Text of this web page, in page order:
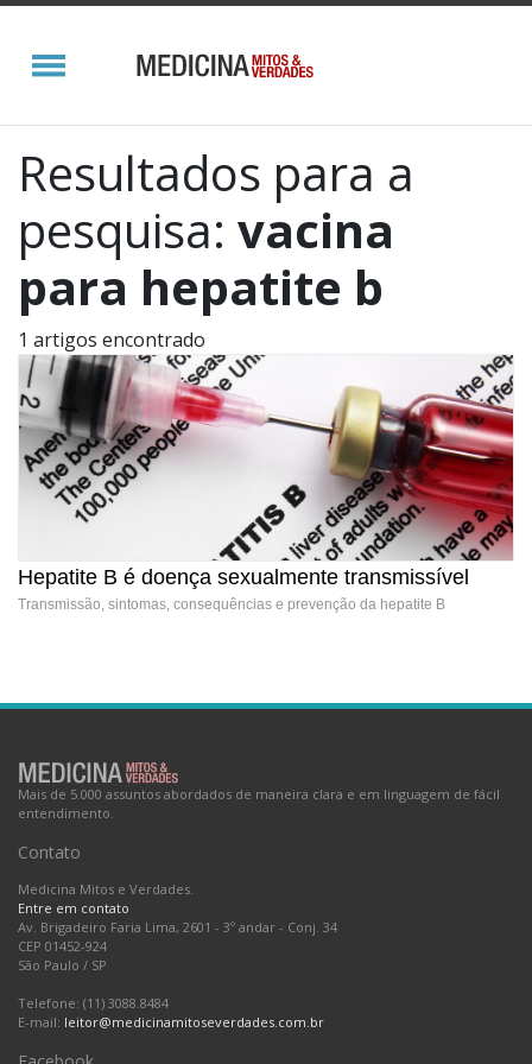
Resultados para a
pesquisa: vacina
para hepatite b
1 artigos encontrado
Hepatite B é doença sexualmente transmissível
Hepatite B é doença sexualmente transmissível
Transmissão, sintomas, consequências e prevenção da hepatite B
Mais de 5.000 assuntos abordados de maneira clara e em linguagem de fácil
entendimento.
Contato
Medicina Mitos e Verdades.
Entre em contato
Av. Brigadeiro Faria Lima, 2601 - 3º andar - Conj. 34
CEP 01452-924
São Paulo / SP
Telefone: (11) 3088.8484
E-mail: leitor@medicinamitoseverdades.com.br